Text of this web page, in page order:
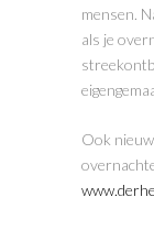
mensen.
als je
Ook